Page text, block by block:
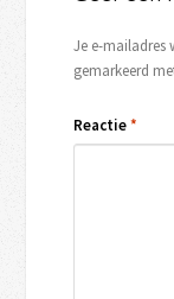
Je e-mailadres
gemarkeerd
Reactie*